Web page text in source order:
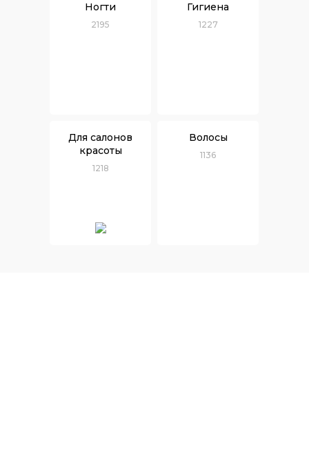
Ногти
2195
Гигиена
1227
Для салонов
красоты
1218
Волосы
1136